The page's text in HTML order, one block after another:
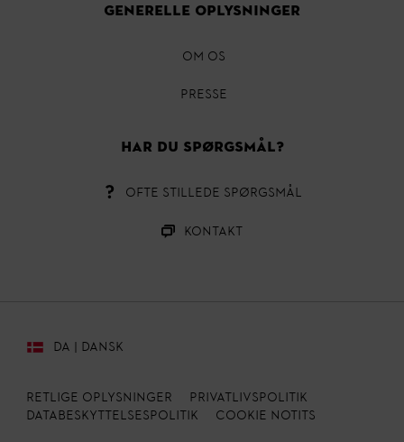
GENERELLE OPLYSNINGER
OM OS
Presse
HAR DU SPØRGSMÅL?
OFTE STILLEDE SPØRGSMÅL
Kontakt
DA | DANSK
Retlige oplysninger
PRIVATLIVSPOLITIK
Databeskyttelsespolitik
Cookie Notits